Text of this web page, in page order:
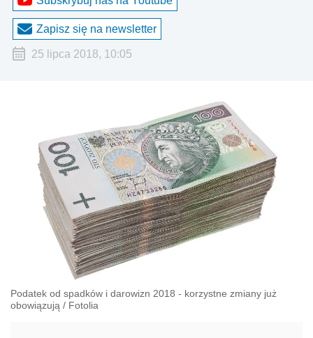
Zapisz się na newsletter
25 lipca 2018, 10:05
Podatek od spadków i darowizn 2018 - korzystne zmiany już
obowiązują / Fotolia